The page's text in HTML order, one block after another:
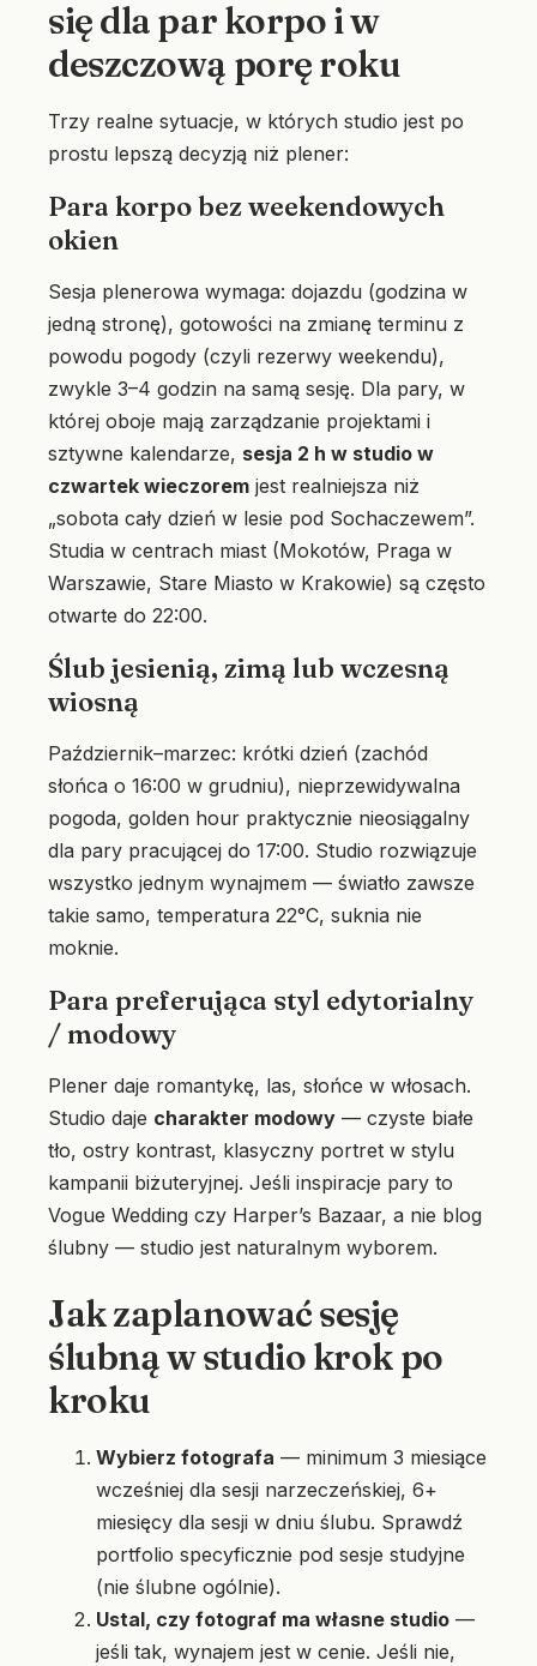
się dla par korpo i w
deszczową porę roku
Trzy realne sytuacje, w których studio jest po
prostu lepszą decyzją niż plener:
Para korpo bez weekendowych
okien
Sesja plenerowa wymaga: dojazdu (godzina w
jedną stronę), gotowości na zmianę terminu z
powodu pogody (czyli rezerwy weekendu),
zwykle 3–4 godzin na samą sesję. Dla pary, w
której oboje mają zarządzanie projektami i
sztywne kalendarze, sesja 2 h w studio w
czwartek wieczorem jest realniejsza niż
„sobota cały dzień w lesie pod Sochaczewem”.
Studia w centrach miast (Mokotów, Praga w
Warszawie, Stare Miasto w Krakowie) są często
otwarte do 22:00.
Ślub jesienią, zimą lub wczesną
wiosną
Październik–marzec: krótki dzień (zachód
słońca o 16:00 w grudniu), nieprzewidywalna
pogoda, golden hour praktycznie nieosiągalny
dla pary pracującej do 17:00. Studio rozwiązuje
wszystko jednym wynajmem — światło zawsze
takie samo, temperatura 22°C, suknia nie
moknie.
Para preferująca styl edytorialny
/ modowy
Plener daje romantykę, las, słońce w włosach.
Studio daje charakter modowy — czyste białe
tło, ostry kontrast, klasyczny portret w stylu
kampanii biżuteryjnej. Jeśli inspiracje pary to
Vogue Wedding czy Harper’s Bazaar, a nie blog
ślubny — studio jest naturalnym wyborem.
Jak zaplanować sesję
ślubną w studio krok po
kroku
Wybierz fotografa — minimum 3 miesiące
wcześniej dla sesji narzeczeńskiej, 6+
miesięcy dla sesji w dniu ślubu. Sprawdź
portfolio specyficznie pod sesje studyjne
(nie ślubne ogólnie).
Ustal, czy fotograf ma własne studio —
jeśli tak, wynajem jest w cenie. Jeśli nie,